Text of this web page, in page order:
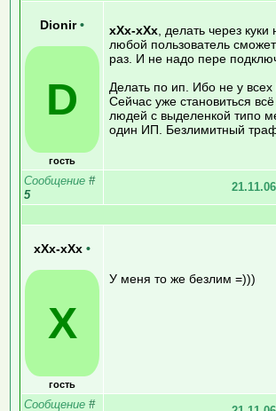
Dionir •
D
гость
xXx-xXx , делать через
любой пользователь
раз. И не надо пере
Делать по ип. Ибо не у
Сейчас уже становиться
людей с выделенкой типо
один ИП. Безлимитный
Сообщение #
5
xXx-xXx •
X
гость
У меня то же безлим =)))
Сообщение #